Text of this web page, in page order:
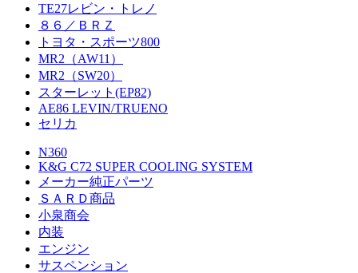
TE27レビン・トレノ
８６／ＢＲＺ
トヨタ・スポーツ800
MR2（AW11）
MR2（SW20）
スターレット(EP82)
AE86 LEVIN/TRUENO
セリカ
N360
K&G C72 SUPER COOLING SYSTEM
メーカー純正パーツ
ＳＡＲＤ商品
小泉商会
内装
エンジン
サスペンション